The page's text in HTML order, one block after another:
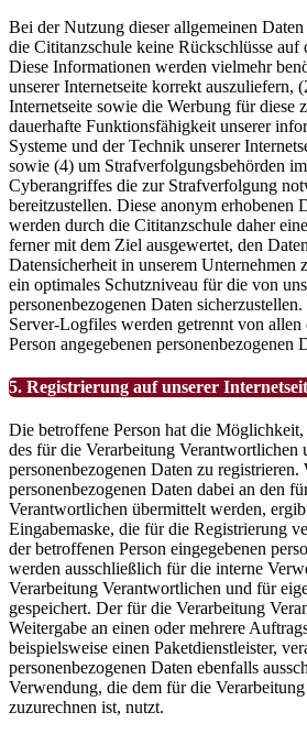
Bei der Nutzung dieser allgemeinen
die Cititanzschule keine Rückschlüsse auf
Diese Informationen werden vielmehr
unserer Internetseite korrekt auszuliefern,
Internetseite sowie die Werbung für diese
dauerhafte Funktionsfähigkeit unserer
Systeme und der Technik unserer
sowie (4) um Strafverfolgungsbehörden
Cyberangriffes die zur Strafverfolgung
bereitzustellen. Diese anonym erhobenen
werden durch die Cititanzschule daher
ferner mit dem Ziel ausgewertet, den
Datensicherheit in unserem Unternehmen
ein optimales Schutzniveau für die von
personenbezogenen Daten
Server-Logfiles werden getrennt von
Person angegebenen personenbezogenen
5. Registrierung auf unserer
Die betroffene Person hat die
des für die Verarbeitung Verantwortlichen
personenbezogenen Daten zu registrieren.
personenbezogenen Daten dabei an den
Verantwortlichen übermittelt werden,
Eingabemaske, die für die Registrierung
der betroffenen Person eingegebenen
werden ausschließlich für die interne
Verarbeitung Verantwortlichen und für
gespeichert. Der für die Verarbeitung
Weitergabe an einen oder mehrere
beispielsweise einen Paketdienstleister,
personenbezogenen Daten ebenfalls
Verwendung, die dem für die
zuzurechnen ist, nutzt.